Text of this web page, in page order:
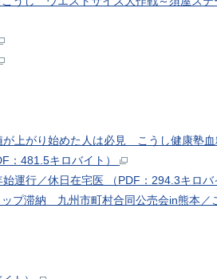
がり始めた人は必見 こうし健康塾血
：481.5キロバイト）
運行／休日在宅医 （PDF：294.3キロバ
プ滞納 九州市町村合同公売会in熊本／